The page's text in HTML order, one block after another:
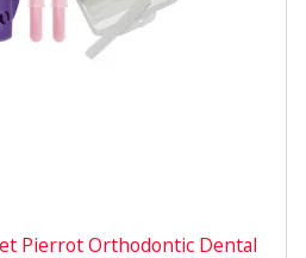
Pierrot Orthodontic Dental